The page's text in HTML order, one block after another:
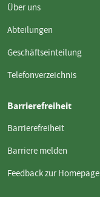
Über uns
Abteilungen
Geschäftseinteilung
Telefonverzeichnis
Barrierefreiheit
Barrierefreiheit
Barriere melden
Feedback zur Homepage